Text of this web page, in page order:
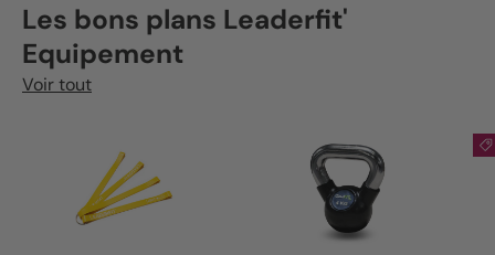
Les bons plans Leaderfit'
Equipement
Voir tout